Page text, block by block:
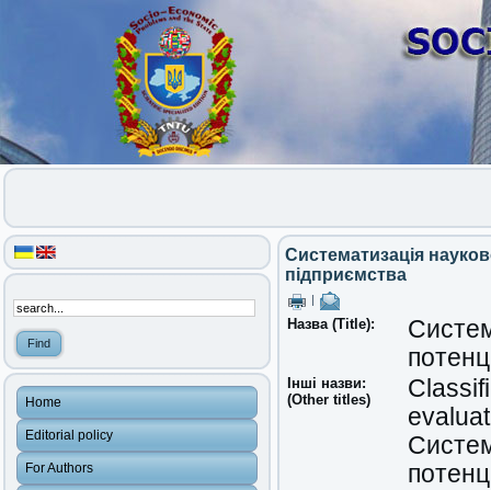
Home
Editorial policy
For Authors
Систематизація
підприємства
Назва (Title):
Інші назви:
(Other titles)